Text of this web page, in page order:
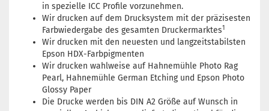
in spezielle ICC Profile vorzunehmen.
Wir drucken auf dem Drucksystem mit der präzisesten
Farbwiedergabe des gesamten Druckermarktes1
Wir drucken mit den neuesten und langzeitstabilsten
Epson HDX-Farbpigmenten
Wir drucken wahlweise auf Hahnemühle Photo Rag
Pearl, Hahnemühle German Etching und Epson Photo
Glossy Paper
Die Drucke werden bis DIN A2 Größe auf Wunsch in